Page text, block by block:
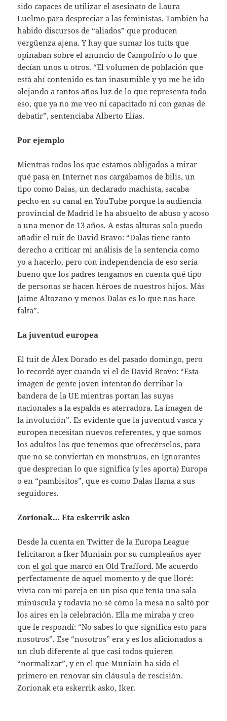
sido capaces de utilizar el asesinato de Laura
Luelmo para despreciar a las feministas. También ha
habido discursos de “aliados” que producen
vergüenza ajena. Y hay que sumar los tuits que
opinaban sobre el anuncio de Campofrío o lo que
decían unos u otros. “El volumen de población que
está ahí contenido es tan inasumible y yo me he ido
alejando a tantos años luz de lo que representa todo
eso, que ya no me veo ni capacitado ni con ganas de
debatir”, sentenciaba Alberto Elías.
Por ejemplo
Mientras todos los que estamos obligados a mirar
qué pasa en Internet nos cargábamos de bilis, un
tipo como Dalas, un declarado machista, sacaba
pecho en su canal en YouTube porque la audiencia
provincial de Madrid le ha absuelto de abuso y acoso
a una menor de 13 años. A estas alturas solo puedo
añadir el tuit de David Bravo: “Dalas tiene tanto
derecho a criticar mi análisis de la sentencia como
yo a hacerlo, pero con independencia de eso sería
bueno que los padres tengamos en cuenta qué tipo
de personas se hacen héroes de nuestros hijos. Más
Jaime Altozano y menos Dalas es lo que nos hace
falta”.
La juventud europea
El tuit de Álex Dorado es del pasado domingo, pero
lo recordé ayer cuando vi el de David Bravo: “Esta
imagen de gente joven intentando derribar la
bandera de la UE mientras portan las suyas
nacionales a la espalda es aterradora. La imagen de
la involución”. Es evidente que la juventud vasca y
europea necesitan nuevos referentes, y que somos
los adultos los que tenemos que ofrecérselos, para
que no se conviertan en monstruos, en ignorantes
que desprecian lo que significa (y les aporta) Europa
o en “pambisitos”, que es como Dalas llama a sus
seguidores.
Zorionak… Eta eskerrik asko
Desde la cuenta en Twitter de la Europa League
felicitaron a Iker Muniain por su cumpleaños ayer
conel gol que marcó en Old Trafford. Me acuerdo
perfectamente de aquel momento y de que lloré:
vivía con mi pareja en un piso que tenía una sala
minúscula y todavía no sé cómo la mesa no saltó por
los aires en la celebración. Ella me miraba y creo
que le respondí: “No sabes lo que significa esto para
nosotros”. Ese “nosotros” era y es los aficionados a
un club diferente al que casi todos quieren
“normalizar”, y en el que Muniain ha sido el
primero en renovar sin cláusula de rescisión.
Zorionak eta eskerrik asko, Iker.